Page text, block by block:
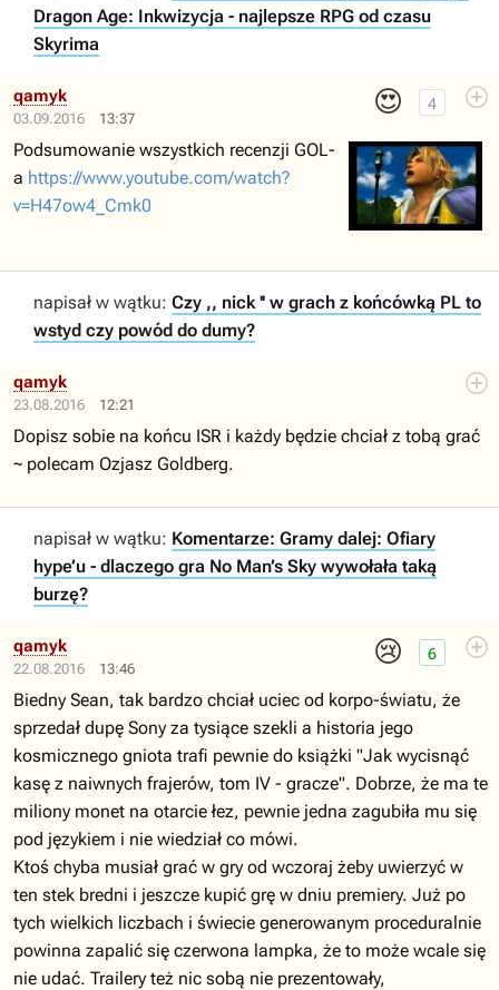
Dragon Age: Inkwizycja - najlepsze RPG od czasu
Skyrima
03.09.2016 13:37
😍 4
qamyk
Podsumowanie wszystkich recenzji GOL-
a https://www.youtube.com/watch?
v=H47ow4_Cmk0
napisał w wątku: Czy ,, nick '' w grach z końcówką PL to
wstyd czy powód do dumy?
23.08.2016 12:21
qamyk
Dopisz sobie na końcu ISR i każdy będzie chciał z tobą grać
~ polecam Ozjasz Goldberg.
napisał w wątku: Komentarze: Gramy dalej: Ofiary
hype’u - dlaczego gra No Man’s Sky wywołała taką
burzę?
22.08.2016 13:46
😢 6
qamyk
Biedny Sean, tak bardzo chciał uciec od korpo-światu, że
sprzedał dupę Sony za tysiące szekli a historia jego
kosmicznego gniota trafi pewnie do książki "Jak wycisnąć
kasę z naiwnych frajerów, tom IV - gracze". Dobrze, że ma te
miliony monet na otarcie łez, pewnie jedna zagubiła mu się
pod językiem i nie wiedział co mówi.
Ktoś chyba musiał grać w gry od wczoraj żeby uwierzyć w
ten stek bredni i jeszcze kupić grę w dniu premiery. Już po
tych wielkich liczbach i świecie generowanym proceduralnie
powinna zapalić się czerwona lampka, że to może wcale się
nie udać. Trailery też nic sobą nie prezentowały,